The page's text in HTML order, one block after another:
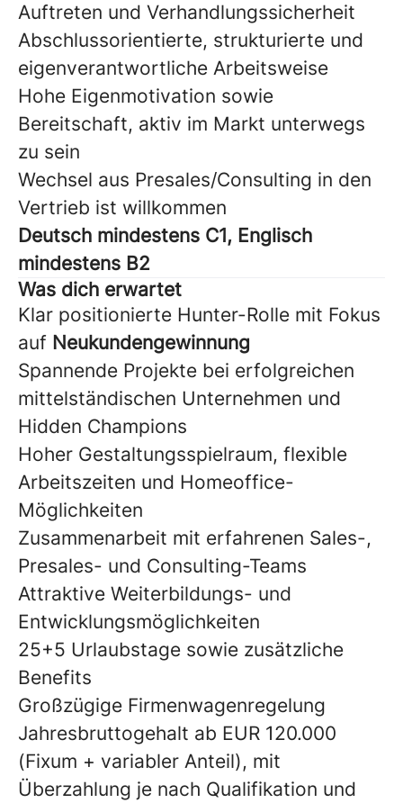
Auftreten und Verhandlungssicherheit
Abschlussorientierte, strukturierte und
eigenverantwortliche Arbeitsweise
Hohe Eigenmotivation sowie
Bereitschaft, aktiv im Markt unterwegs
zu sein
Wechsel aus Presales/Consulting in den
Vertrieb ist willkommen
Deutsch mindestens C1, Englisch
mindestens B2
Was dich erwartet
Klar positionierte Hunter-Rolle mit Fokus
auf Neukundengewinnung
Spannende Projekte bei erfolgreichen
mittelständischen Unternehmen und
Hidden Champions
Hoher Gestaltungsspielraum, flexible
Arbeitszeiten und Homeoffice-
Möglichkeiten
Zusammenarbeit mit erfahrenen Sales-,
Presales- und Consulting-Teams
Attraktive Weiterbildungs- und
Entwicklungsmöglichkeiten
25+5 Urlaubstage sowie zusätzliche
Benefits
Großzügige Firmenwagenregelung
Jahresbruttogehalt ab EUR 120.000
(Fixum + variabler Anteil), mit
Überzahlung je nach Qualifikation und